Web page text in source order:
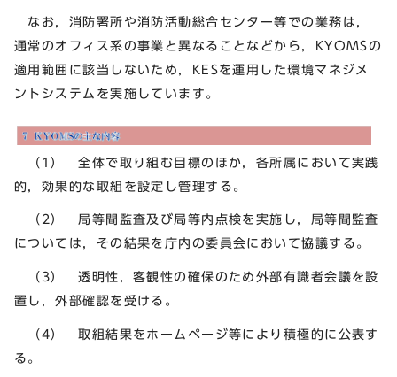
なお，消防署所や消防活動総合センター等での業務は，
通常のオフィス系の事業と異なることなどから，KYOMSの
適用範囲に該当しないため，KESを運用した環境マネジメ
ントシステムを実施しています。
（1） 全体で取り組む目標のほか，各所属において実践
的，効果的な取組を設定し管理する。
（2） 局等間監査及び局等内点検を実施し，局等間監査
については，その結果を庁内の委員会において協議する。
（3） 透明性，客観性の確保のため外部有識者会議を設
置し，外部確認を受ける。
（4） 取組結果をホームページ等により積極的に公表す
る。